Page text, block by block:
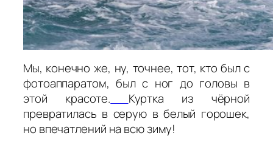
Мы, конечно же, ну, точнее, тот, кто был с
фотоаппаратом, был с ног до головы в
этой красоте.
Куртка из чёрной
превратилась в серую в белый горошек,
но впечатлений на всю зиму!